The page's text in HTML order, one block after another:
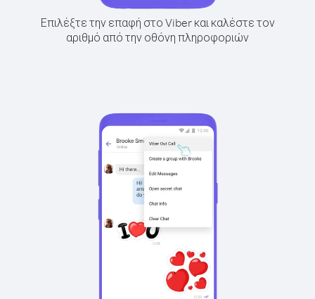
Επιλέξτε την επαφή στο Viber και καλέστε τον
αριθμό από την οθόνη πληροφοριών